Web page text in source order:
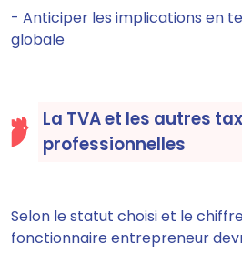
- Anticiper les implications en
globale
La TVA et les autres
professionnelles
Selon le statut choisi et le
fonctionnaire entrepreneur